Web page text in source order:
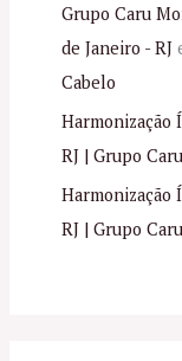
Grupo Caru
de Janeiro - RJ
Cabelo
Harmonização
RJ | Grupo
Harmonização
RJ | Grupo